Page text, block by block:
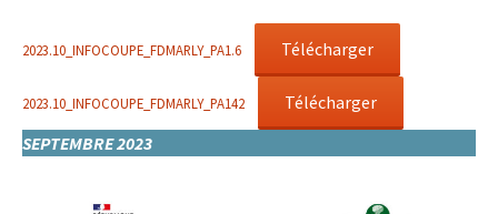
2023.10_INFOCOUPE_FDMARLY_PA1.6 Télécharger
2023.10_INFOCOUPE_FDMARLY_PA142
Télécharger
SEPTEMBRE 2023